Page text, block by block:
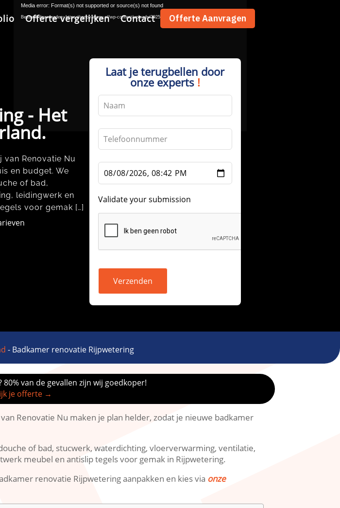
Offerte vergelijken Contact Offerte Aanvragen
Media error: Format(s) not supported or source(s) not found
Bestand downloaden: https://renovatienu.nl/wp-content/uploads/2025/12/renovaite-nu-video-1.mp4
- Het
Renovatie Nu
en budget.​ We
of bad,
leidingwerk en
voor gemak […]
Laat je terugbellen door
onze experts !
Leave
this
blank
Validate your submission
Verzenden
- Badkamer renovatie Rijpwetering
van de gevallen zijn wij goedkoper!
je offerte →
Renovatie Nu maken je plan helder, zodat je nieuwe badkamer
of bad, stucwerk, waterdichting, vloerverwarming, ventilatie,
meubel en antislip tegels voor gemak in Rijpwetering.​
renovatie Rijpwetering aanpakken en kies via onze